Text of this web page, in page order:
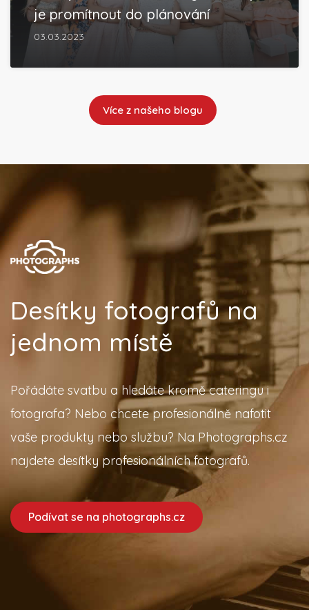
je promítnout do plánování
03.03.2023
Více z našeho blogu
Desítky fotografů na
jednom místě
Pořádáte svatbu a hledáte kromě cateringu i
fotografa? Nebo chcete profesionálně nafotit
vaše produkty nebo službu? Na Photographs.cz
najdete desítky profesionálních fotografů.
Podívat se na photographs.cz